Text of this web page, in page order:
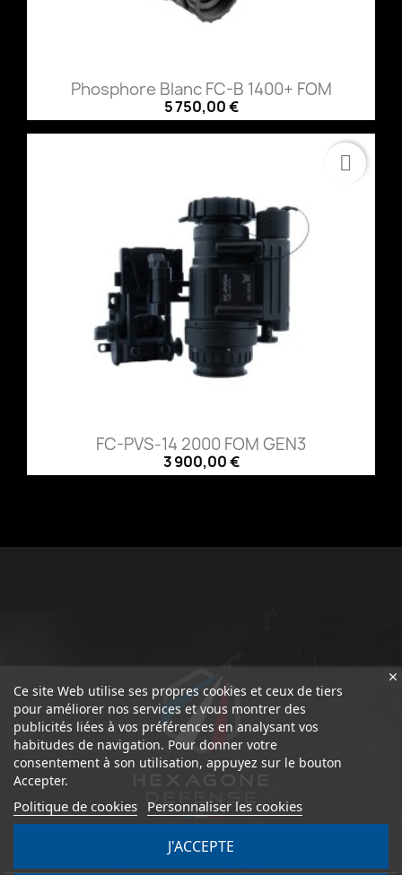
Phosphore Blanc FC-B 1400+ FOM
5 750,00 €
FC-PVS-14 2000 FOM GEN3
3 900,00 €
Ce site Web utilise ses propres cookies et ceux de tiers
pour améliorer nos services et vous montrer des
publicités liées à vos préférences en analysant vos
habitudes de navigation. Pour donner votre
consentement à son utilisation, appuyez sur le bouton
Accepter.
Politique de cookies Personnaliser les cookies
J'ACCEPTE